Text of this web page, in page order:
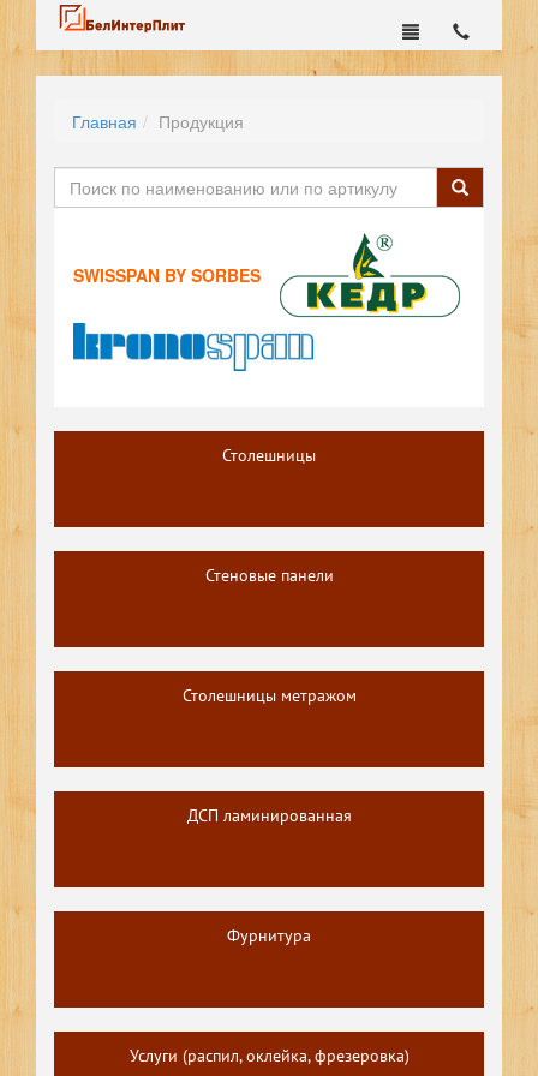
Главная Продукция
SWISSPAN BY SORBES
Столешницы
Стеновые панели
Столешницы метражом
ДСП ламинированная
Фурнитура
Услуги (распил, оклейка, фрезеровка)